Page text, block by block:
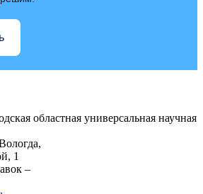
областная универсальная научная
1
–